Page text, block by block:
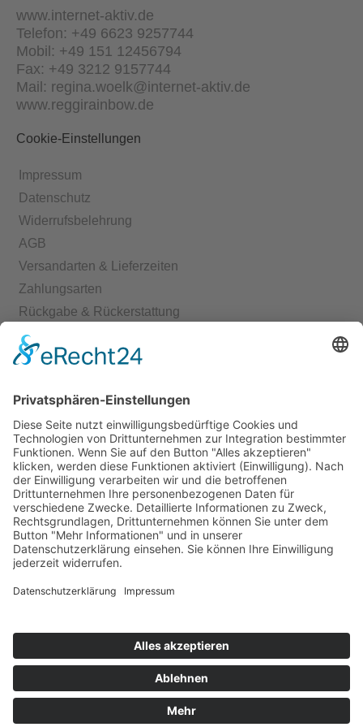
www.internet-aktiv.de
Telefon: +49 6623 9257744
Mobil: +49 151 12456794
Fax: +49 3212 9157744
Mail: regina.woelk@internet-aktiv.de
www.reggirainbow.de
Cookie-Einstellungen
Impressum
Datenschutz
Widerrufsbelehrung
AGB
Versandarten & Lieferzeiten
Zahlungsarten
Rückgabe & Rückerstattung
Echtheit von Bewertungen
Kontakt
Shop
Mein Konto
Warenkorb
Kasse
Vertrag widerrufen
REGGIRAINBOW® Schmuck + Accessoires © 2026. Alle Rechte
vorbehalten.
Aufgrund der Anwendung der Kleinunternehmerregelung gemäß § 19